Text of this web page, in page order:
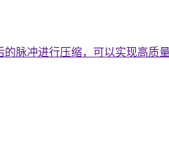
脉冲进行压缩，可以实现高质